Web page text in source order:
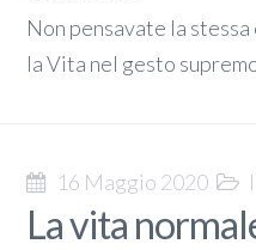
Non pensavate la
la Vita nel gesto
16 Maggio 2020
La vita